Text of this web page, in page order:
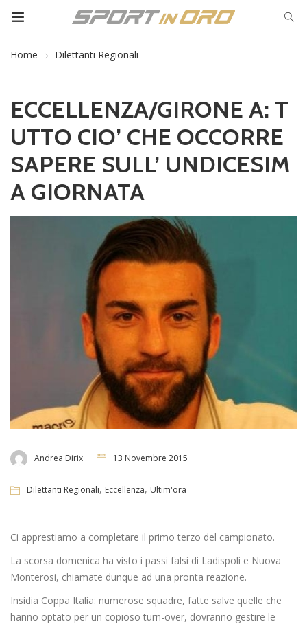
Home Dilettanti Regionali
ECCELLENZA/GIRONE A: T
UTTO CIO’ CHE OCCORRE
SAPERE SULL’ UNDICESIM
A GIORNATA
Andrea Dirix 13 Novembre 2015
Dilettanti Regionali, Eccellenza, Ultim'ora
Ci apprestiamo a completare il primo terzo del campionato.
La scorsa domenica ha visto i passi falsi di Ladispoli e Nuova
Monterosi, chiamate dunque ad una pronta reazione.
Insidia Coppa Italia: numerose squadre, fatte salve quelle che
hanno optato per un copioso turn-over, dovranno gestire le